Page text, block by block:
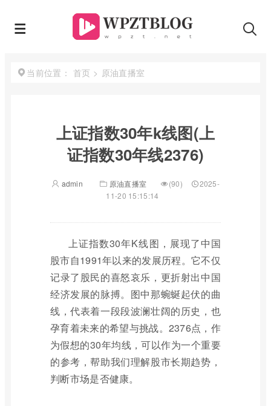
当前位置： 首页 > 原油直播室
上证指数30年k线图(上
证指数30年线2376)
admin 原油直播室 (90)
2025-
11-20 15:15:14
上证指数30年K线图，展现了中国
股市自1991年以来的发展历程。它不仅
记录了股民的喜怒哀乐，更折射出中国
经济发展的脉搏。图中那蜿蜒起伏的曲
线，代表着一段段波澜壮阔的历史，也
孕育着未来的希望与挑战。2376点，作
为假想的30年均线，可以作为一个重要
的参考，帮助我们理解股市长期趋势，
判断市场是否健康。